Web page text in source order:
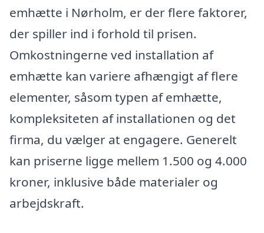
emhætte i Nørholm, er der flere faktorer,
der spiller ind i forhold til prisen.
Omkostningerne ved installation af
emhætte kan variere afhængigt af flere
elementer, såsom typen af emhætte,
kompleksiteten af installationen og det
firma, du vælger at engagere. Generelt
kan priserne ligge mellem 1.500 og 4.000
kroner, inklusive både materialer og
arbejdskraft.